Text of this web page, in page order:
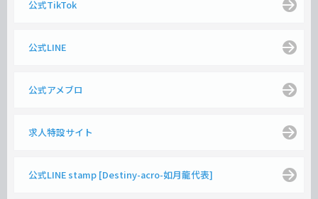
公式TikTok
公式LINE
公式アメブロ
求人特設サイト
公式LINE stamp [Destiny-acro-如月龍代表]